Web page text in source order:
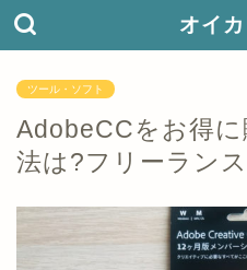
オイ
ツール・ソフト
AdobeCCをお得
法は?フリーラン